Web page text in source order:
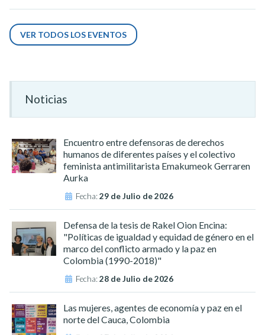
VER TODOS LOS EVENTOS
Noticias
Encuentro entre defensoras de derechos
humanos de diferentes países y el colectivo
feminista antimilitarista Emakumeok Gerraren
Aurka
Fecha:29 de Julio de 2026
Defensa de la tesis de Rakel Oion Encina:
"Políticas de igualdad y equidad de género en el
marco del conflicto armado y la paz en
Colombia (1990-2018)"
Fecha:28 de Julio de 2026
Las mujeres, agentes de economía y paz en el
norte del Cauca, Colombia